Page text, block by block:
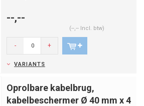
--,--
(--,-- Incl. btw)
- +
VARIANTS
Oprolbare kabelbrug,
kabelbeschermer Ø 40 mm x 4